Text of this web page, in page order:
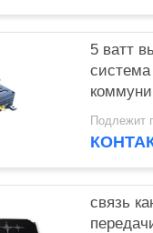
5 ватт
система
силы/
связь